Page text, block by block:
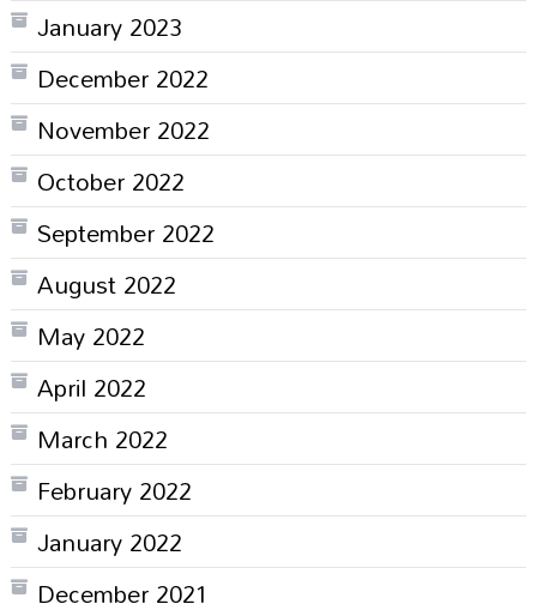
January 2023
December 2022
November 2022
October 2022
September 2022
August 2022
May 2022
April 2022
March 2022
February 2022
January 2022
December 2021